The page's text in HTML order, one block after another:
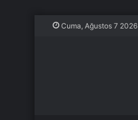
Cuma, Ağustos 7 2026